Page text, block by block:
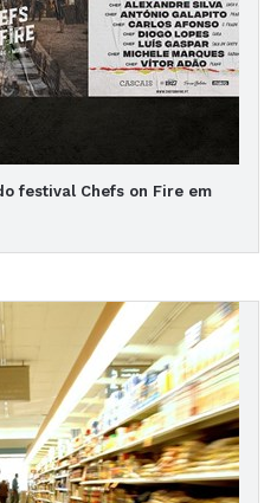
festival Chefs on Fire em